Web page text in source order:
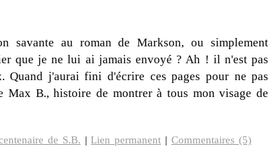
savante au roman de Markson, ou simplement
que je ne lui ai jamais envoyé ? Ah ! il n'est pas
Quand j'aurai fini d'écrire ces pages pour ne pas
Max B., histoire de montrer à tous mon visage de
de S.B. |Lien permanent | Commentaires (5)